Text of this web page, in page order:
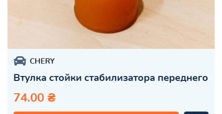
CHERY
Втулка стойки стабилизатора переднего
74.00 ₴